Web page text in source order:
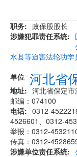
职务
政保股股长
涉嫌犯罪责任系统
水县等迫害法轮功
单位 河北省
地址
河北省保定
邮编：074100
电话
0312-
4526601、0312-
举报：0312-
传真：0312-
涉嫌单位责任系统